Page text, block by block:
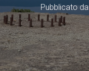
Pubblicato da